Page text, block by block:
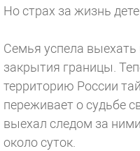
Но страх за жизнь
Семья успела
закрытия границы.
территорию России
переживает о судьбе
выехал следом за
около суток.